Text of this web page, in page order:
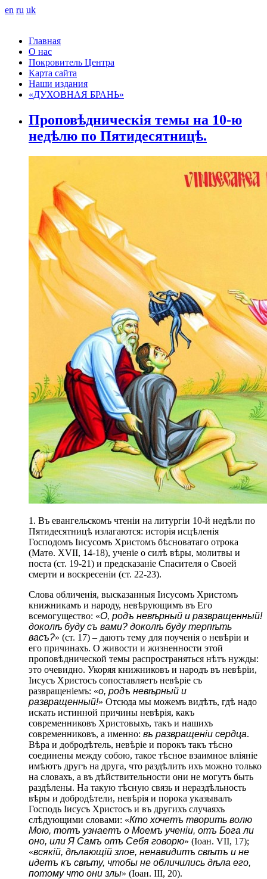
en ru uk
Главная
О нас
Покровитель Центра
Карта сайта
Наши издания
«ДУХОВНАЯ БРАНЬ»
Проповѣдническія темы на 10-ю
недѣлю по Пятидесятницѣ.
1. Въ евангельскомъ чтеніи на литургіи 10-й недѣли по
Пятидесятницѣ излагаются: исторія исцѣленія
Господомъ Іисусомъ Христомъ бѣсноватаго отрока
(Матѳ. ХVII, 14-18), ученіе о силѣ вѣры, молитвы и
поста (ст. 19-21) и предсказаніе Спасителя о Своей
смерти и воскресеніи (ст. 22-23).
Слова обличенія, высказанныя Іисусомъ Христомъ
книжникамъ и народу, невѣрующимъ въ Его
всемогущество: «О, родъ невѣрный и развращенный!
доколѣ буду съ вами? доколѣ буду терпѣть
васъ?» (ст. 17) – даютъ тему для поученія о невѣріи и
его причинахъ. О живости и жизненности этой
проповѣднической темы распространяться нѣтъ нужды:
это очевидно. Укоряя книжниковъ и народъ въ невѣріи,
Іисусъ Христосъ сопоставляетъ невѣріе съ
развращеніемъ: «о, родъ невѣрный и
развращенный!» Отсюда мы можемъ видѣть, гдѣ надо
искать истинной причины невѣрія, какъ
современниковъ Христовыхъ, такъ и нашихъ
современниковъ, а именно: въ развращеніи сердца.
Вѣра и добродѣтель, невѣріе и порокъ такъ тѣсно
соединены между собою, такое тѣсное взаимное вліяніе
имѣютъ другъ на друга, что раздѣлить ихъ можно только
на словахъ, а въ дѣйствительности они не могутъ быть
раздѣлены. На такую тѣсную связь и нераздѣльность
вѣры и добродѣтели, невѣрія и порока указывалъ
Господь Іисусъ Христосъ и въ другихъ случаяхъ
слѣдующими словами: «Кто хочетъ творить волю
Мою, тотъ узнаетъ о Моемъ ученіи, отъ Бога ли
оно, или Я Самъ отъ Себя говорю» (Іоан. VII, 17);
«всякій, дѣлающій злое, ненавидитъ свѣтъ и не
идетъ къ свѣту, чтобы не обличились дѣла его,
потому что они злы» (Іоан. III, 20).